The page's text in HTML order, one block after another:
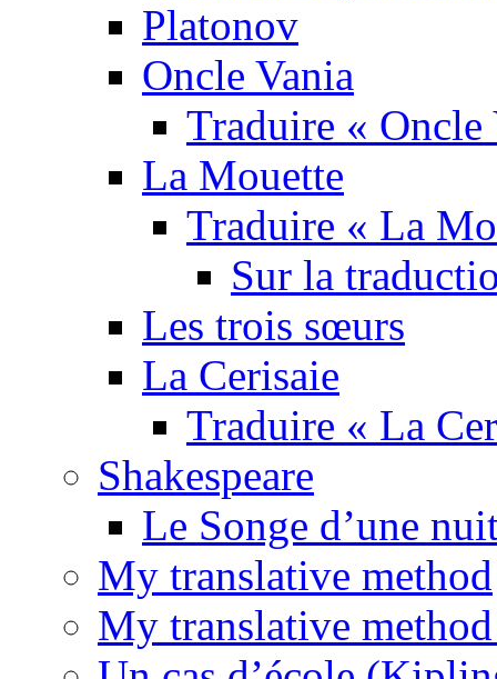
Platonov
Oncle Vania
Traduire « Oncle
La Mouette
Traduire « La
Sur la
Les trois sœurs
La Cerisaie
Traduire « La
Shakespeare
Le Songe d’une
My translative method
My translative